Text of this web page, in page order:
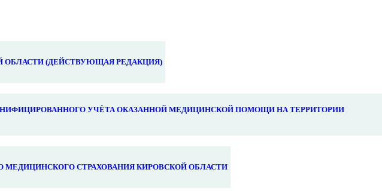
(ДЕЙСТВУЮЩАЯ РЕДАКЦИЯ)
УЧЁТА ОКАЗАННОЙ МЕДИЦИНСКОЙ ПОМОЩИ НА ТЕРРИТОРИИ
СТРАХОВАНИЯ КИРОВСКОЙ ОБЛАСТИ